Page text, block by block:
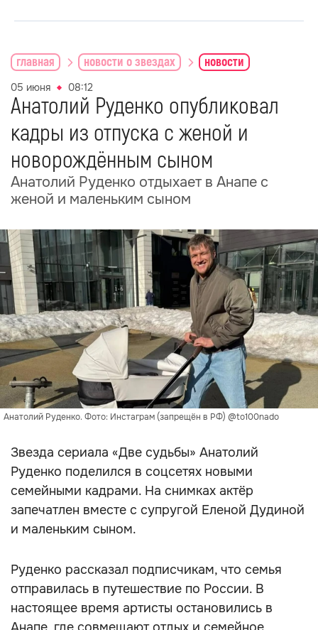
главная новости о звездах новости
05 июня 08:12
Анатолий Руденко опубликовал
кадры из отпуска с женой и
новорождённым сыном
Анатолий Руденко отдыхает в Анапе с
женой и маленьким сыном
Анатолий Руденко. Фото: Инстаграм (запрещён в РФ) @to100nado
Звезда сериала «Две судьбы» Анатолий
Руденко поделился в соцсетях новыми
семейными кадрами. На снимках актёр
запечатлен вместе с супругой Еленой Дудиной
и маленьким сыном.
Руденко рассказал подписчикам, что семья
отправилась в путешествие по России. В
настоящее время артисты остановились в